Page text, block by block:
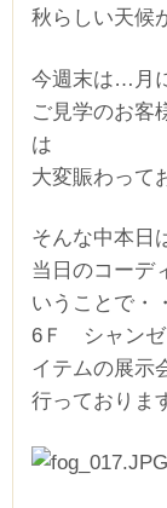
秋らしい天候
今週末は…月
ご見学のお客
は
大変賑わって
そんな中本日
当日のコーデ
いうことで・
6Ｆ シャンゼ
イテムの展示
行っておりま